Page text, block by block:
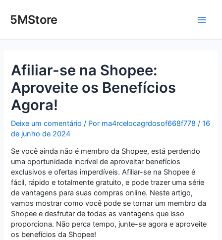
para5MStore
Afiliar-se na Shopee:
Aproveite os Benefícios
Agora!
Deixe um comentário / Por ma4rcelocagrdosof668f778/16
de junho de 2024
Se você ainda não é membro da Shopee, está perdendo
uma oportunidade incrível de aproveitar benefícios
exclusivos e ofertas imperdíveis. Afiliar-se na Shopee é
fácil, rápido e totalmente gratuito, e pode trazer uma série
de vantagens para suas compras online. Neste artigo,
vamos mostrar como você pode se tornar um membro da
Shopee e desfrutar de todas as vantagens que isso
proporciona. Não perca tempo, junte-se agora e aproveite
os benefícios da Shopee!
navigation